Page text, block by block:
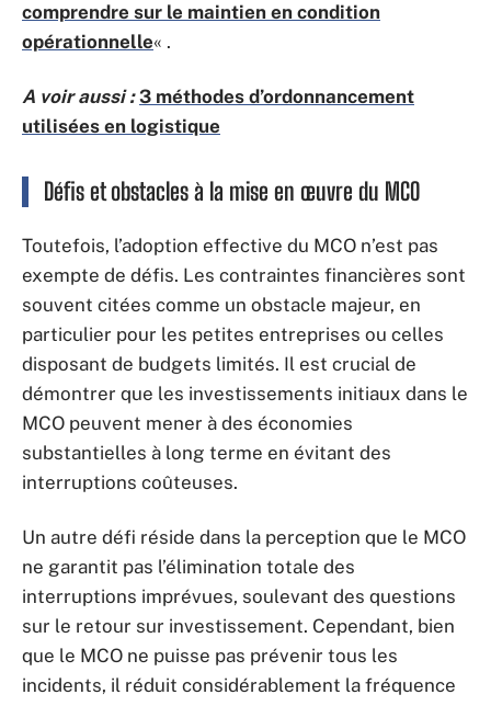
comprendre sur le maintien en condition
opérationnelle« .
A voir aussi : 3 méthodes d’ordonnancement
utilisées en logistique
Défis et obstacles à la mise en œuvre du MCO
Toutefois, l’adoption effective du MCO n’est pas
exempte de défis. Les contraintes financières sont
souvent citées comme un obstacle majeur, en
particulier pour les petites entreprises ou celles
disposant de budgets limités. Il est crucial de
démontrer que les investissements initiaux dans le
MCO peuvent mener à des économies
substantielles à long terme en évitant des
interruptions coûteuses.
Un autre défi réside dans la perception que le MCO
ne garantit pas l’élimination totale des
interruptions imprévues, soulevant des questions
sur le retour sur investissement. Cependant, bien
que le MCO ne puisse pas prévenir tous les
incidents, il réduit considérablement la fréquence